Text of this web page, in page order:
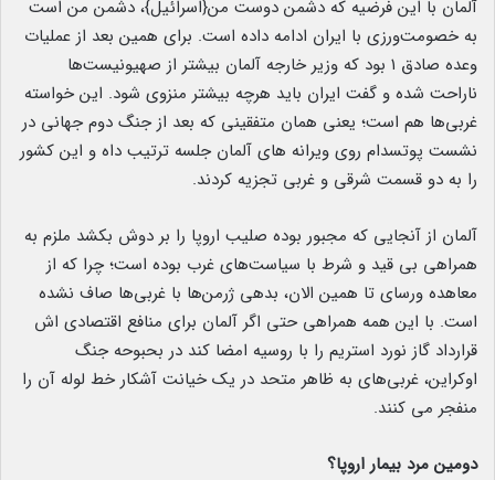
آلمان با این فرضیه که دشمن دوست من{اسرائیل}، دشمن من است
به خصومت‌ورزی با ایران ادامه داده است. برای همین بعد از عملیات
وعده صادق ۱ بود که وزیر خارجه آلمان بیشتر از صهیونیست‌ها
ناراحت شده و گفت ایران باید هرچه بیشتر منزوی شود. این خواسته
غربی‌ها هم است؛ یعنی همان متفقینی که بعد از جنگ دوم جهانی در
نشست پوتسدام روی ویرانه های آلمان جلسه ترتیب داه و این کشور
را به دو قسمت شرقی و غربی تجزیه کردند.
آلمان از آنجایی که مجبور بوده صلیب اروپا را بر دوش بکشد ملزم به
همراهی بی قید و شرط با سیاست‌های غرب بوده است؛ چرا که از
معاهده ورسای تا همین الان، بدهی ژرمن‌ها با غربی‌ها صاف نشده
است. با این همه همراهی حتی اگر آلمان برای منافع اقتصادی اش
قرارداد گاز نورد استریم را با روسیه امضا کند در بحبوحه جنگ
اوکراین، غربی‌های به ظاهر متحد در یک خیانت آشکار خط لوله آن را
منفجر می کنند.
دومین مرد بیمار اروپا؟